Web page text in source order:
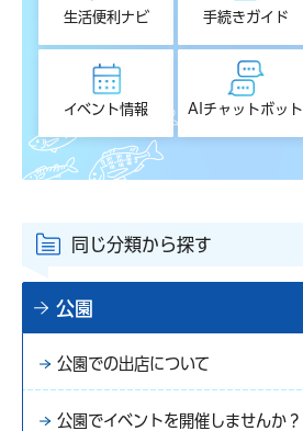
生活便利ナビ 手続きガイド
イベント情報 AIチャットボット
同じ分類から探す
公園
公園での出店について
公園でイベントを開催しませんか？